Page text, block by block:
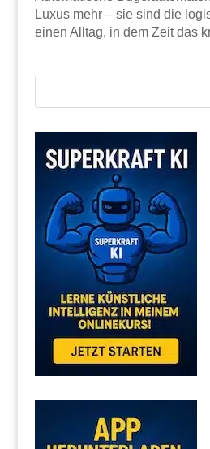
Luxus mehr – sie sind die
einen Alltag, in dem Zeit das